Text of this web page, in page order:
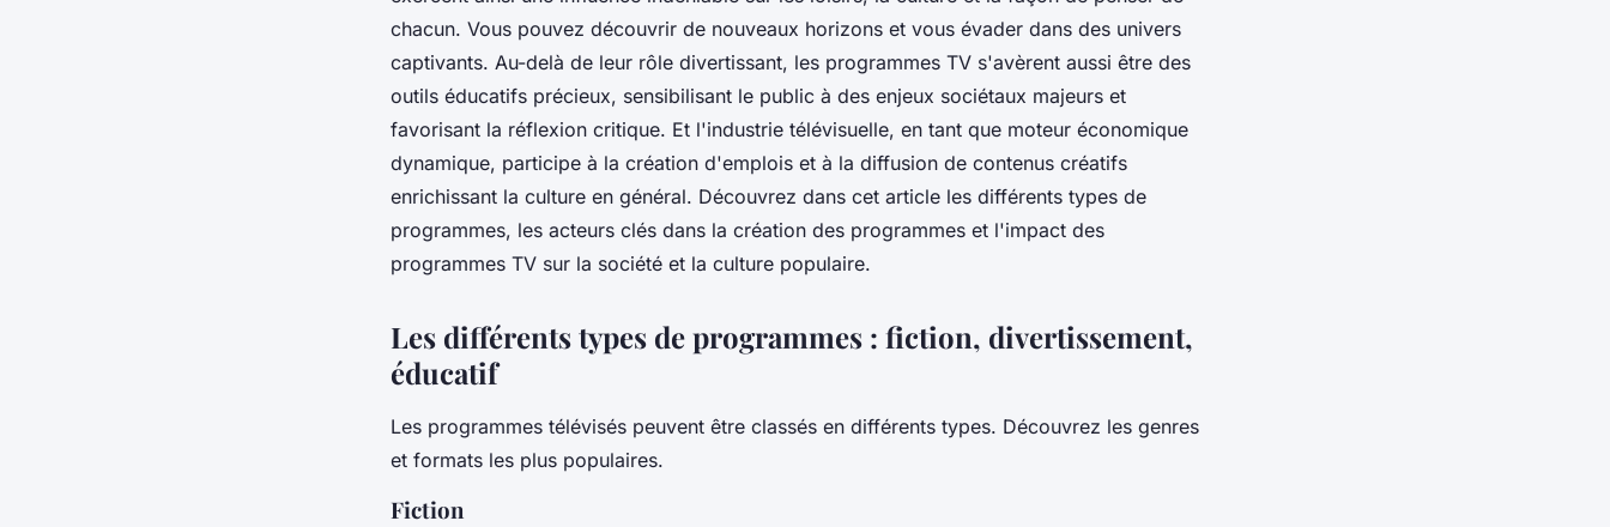
chacun. Vous pouvez découvrir de nouveaux horizons et vous évader dans des univers
captivants. Au-delà de leur rôle divertissant, les programmes TV s'avèrent aussi être des
outils éducatifs précieux, sensibilisant le public à des enjeux sociétaux majeurs et
favorisant la réflexion critique. Et l'industrie télévisuelle, en tant que moteur économique
dynamique, participe à la création d'emplois et à la diffusion de contenus créatifs
enrichissant la culture en général. Découvrez dans cet article les différents types de
programmes, les acteurs clés dans la création des programmes et l'impact des
programmes TV sur la société et la culture populaire.
Les différents types de programmes : fiction, divertissement,
éducatif
Les programmes télévisés peuvent être classés en différents types. Découvrez les genres
et formats les plus populaires.
Fiction